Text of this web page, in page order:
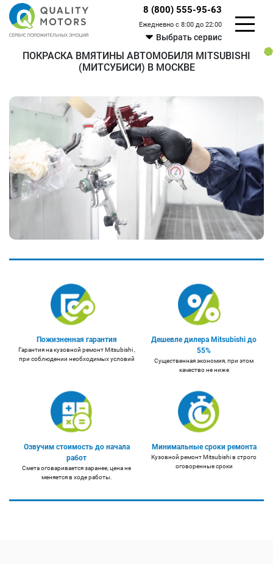
8 (800) 555-95-63
Ежедневно с 8:00 до 22:00
Выбрать сервис
ПОКРАСКА ВМЯТИНЫ АВТОМОБИЛЯ MITSUBISHI
(МИТСУБИСИ) В МОСКВЕ
Пожизненная гарантия
Гарантия на кузовной ремонт Mitsubishi ,
при соблюдении необходимых условий
Дешевле дилера Mitsubishi до
55%
Существенная экономия, при этом
качество не ниже
Озвучим стоимость до начала
работ
Смета оговаривается заранее, цена не
меняется в ходе работы.
Минимальные сроки ремонта
Кузовной ремонт Mitsubishi в строго
оговоренные сроки